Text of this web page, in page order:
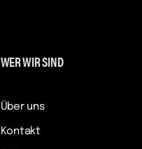
WER WIR SIND
Über uns
Kontakt